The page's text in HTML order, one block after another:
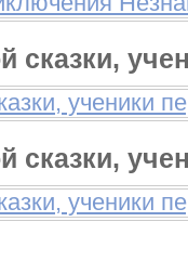
сказки,
сказки,